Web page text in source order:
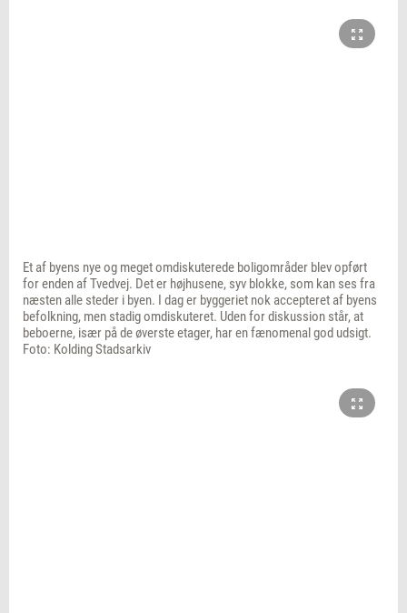
Et af byens nye og meget omdiskuterede boligområder blev opført
for enden af Tvedvej. Det er højhusene, syv blokke, som kan ses fra
næsten alle steder i byen. I dag er byggeriet nok accepteret af byens
befolkning, men stadig omdiskuteret. Uden for diskussion står, at
beboerne, især på de øverste etager, har en fænomenal god udsigt.
Foto: Kolding Stadsarkiv